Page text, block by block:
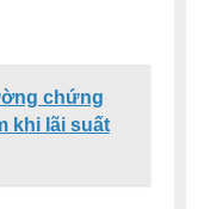
chứng
khi lãi suất